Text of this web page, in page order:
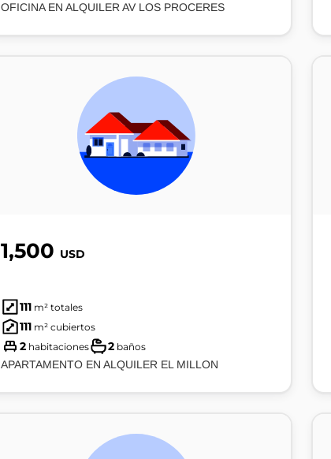
OFICINA EN ALQUILER AV LOS PROCERES
1,500 USD
111 m² totales
111 m² cubiertos
2 habitaciones 2 baños
APARTAMENTO EN ALQUILER EL MILLON